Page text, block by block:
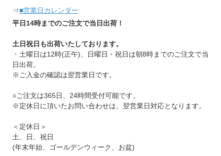
⇒■営業日カレンダー
平日14時までのご注文で当日出荷！
土日祝日も出荷いたしております。
・土曜日は12時(正午)、日曜日・祝日は朝8時までのご注文で当
日出荷。
※ご入金の確認は翌営業日です。
○ご注文は365日、24時間受付可能です。
※定休日に頂いたお問い合わせは、翌営業日対応となります。
＜定休日＞
土、日、祝日
(年末年始、ゴールデンウィーク、お盆)